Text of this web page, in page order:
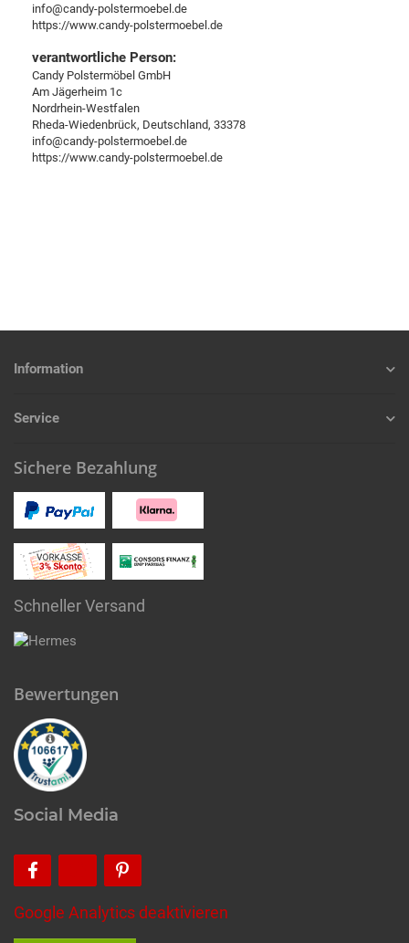
info@candy-polstermoebel.de
https://www.candy-polstermoebel.de
verantwortliche Person:
Candy Polstermöbel GmbH
Am Jägerheim 1c
Nordrhein-Westfalen
Rheda-Wiedenbrück, Deutschland, 33378
info@candy-polstermoebel.de
https://www.candy-polstermoebel.de
Information
Service
Sichere Bezahlung
Schneller Versand
Bewertungen
Social Media
Google Analytics deaktivieren